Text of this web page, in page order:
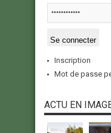
Inscription
Mot de passe
ACTU EN